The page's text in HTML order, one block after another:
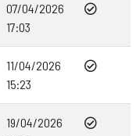
07/04/2026
17:03
11/04/2026
15:23
19/04/2026